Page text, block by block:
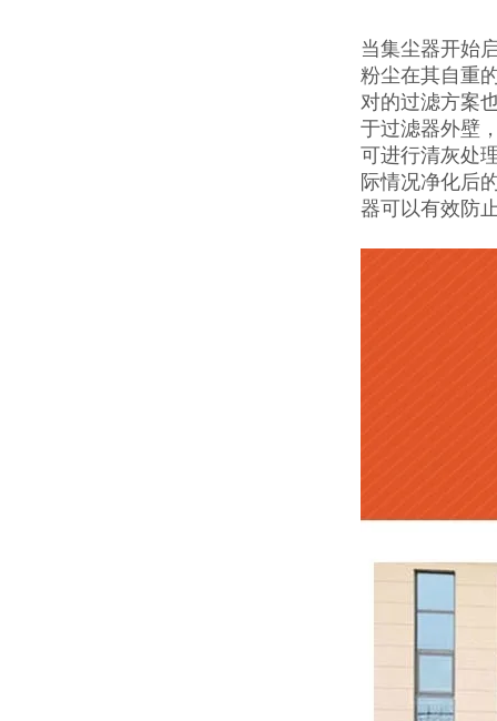
当集尘器开始
粉尘在其自重
对的过滤方案
于过滤器外壁
可进行清灰处
际情况净化后
器可以有效防